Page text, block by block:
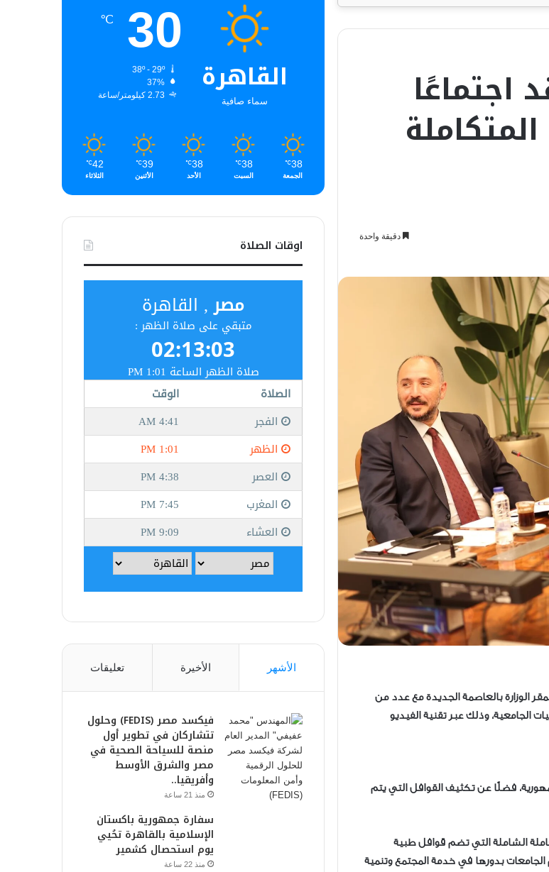
اجتماعًا
دقيقة واحدة
الوزارة بالعاصمة الجديدة مع عدد من
الجامعية، وذلك عبر تقنية الفيديو
فضلًا عن تكثيف القوافل التي يتم
الشاملة التي تضم قوافل طبية
بدورها في خدمة المجتمع وتنمية
القاهرة
سماء صافية
30
℃
38º - 29º
37%
2.73 كيلومتر/ساعة
38
℃
الجمعة
38
℃
السبت
38
℃
الأحد
39
℃
الأثنين
42
℃
الثلاثاء
اوقات الصلاة
الأشهر الأخيرة تعليقات
فيكسد مصر (FEDIS) وحلول
تتشاركان في تطوير أول
منصة للسياحة الصحية في
مصر والشرق الأوسط
وأفريقيا..
منذ 21 ساعة
سفارة جمهورية باكستان
الإسلامية بالقاهرة تحُيي
يوم استحصال كشمير
منذ 22 ساعة